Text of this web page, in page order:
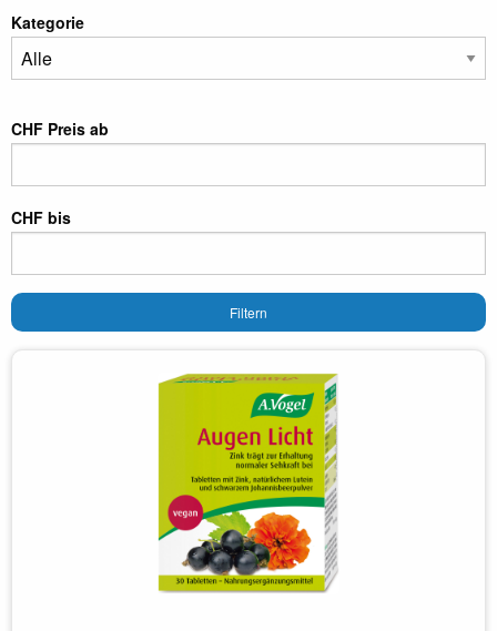
Kategorie
CHF Preis ab
CHF bis
Filtern